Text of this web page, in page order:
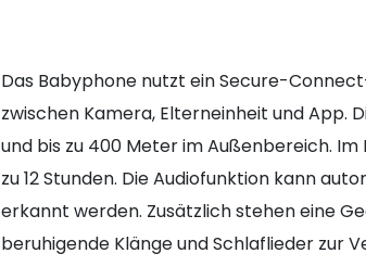
Das Babyphone nutzt ein Secure-
zwischen Kamera, Elterneinheit und App.
und bis zu 400 Meter im Außenbereich.
zu 12 Stunden. Die Audiofunktion kann
erkannt werden. Zusätzlich stehen eine
beruhigende Klänge und Schlaflieder zur